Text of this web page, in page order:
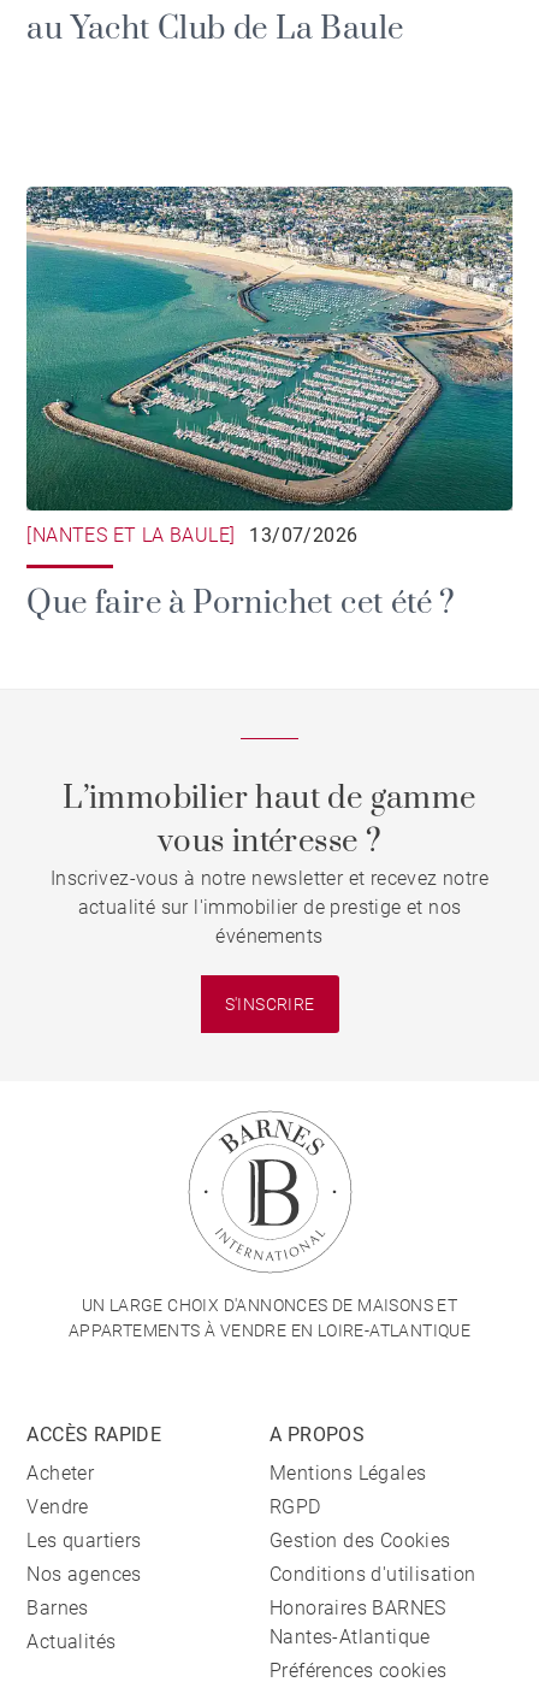
au Yacht Club de La Baule
[NANTES ET LA BAULE] 13/07/2026
Que faire à Pornichet cet été ?
L’immobilier haut de gamme
vous intéresse ?
Inscrivez-vous à notre newsletter et recevez notre
actualité sur l'immobilier de prestige et nos
événements
S'INSCRIRE
UN LARGE CHOIX D'ANNONCES DE MAISONS ET
APPARTEMENTS À VENDRE EN LOIRE-ATLANTIQUE
ACCÈS RAPIDE
Acheter
Vendre
Les quartiers
Nos agences
Barnes
Actualités
A PROPOS
Mentions Légales
RGPD
Gestion des Cookies
Conditions d'utilisation
Honoraires BARNES
Nantes-Atlantique
Préférences cookies